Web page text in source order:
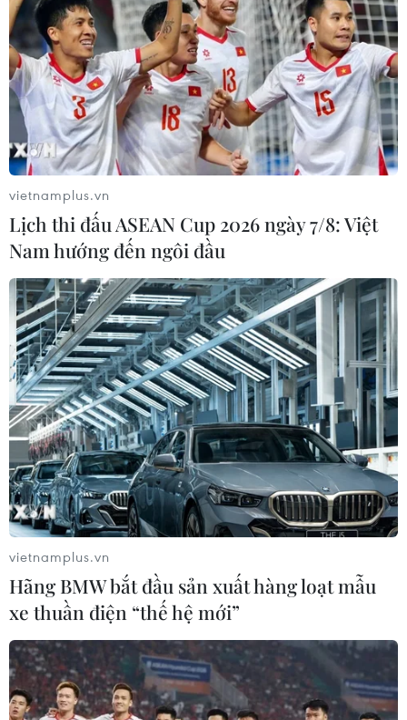
vietnamplus.vn
Lịch thi đấu ASEAN Cup 2026 ngày 7/8: Việt
Nam hướng đến ngôi đầu
vietnamplus.vn
Hãng BMW bắt đầu sản xuất hàng loạt mẫu
xe thuần điện “thế hệ mới”